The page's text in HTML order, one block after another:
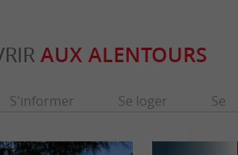
AUX ALENTOURS
S'informer Se loger Se